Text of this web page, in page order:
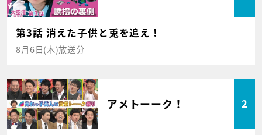
第3話 消えた子供と兎を追え！
8月6日(木)放送分
アメトーーク！ 2